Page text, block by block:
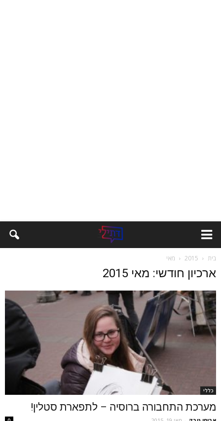
בית 2015 מאי
ארכיון חודשי: מאי 2015
כללי
מערכת התחבורה ברוסיה – לתפארת סטלין!